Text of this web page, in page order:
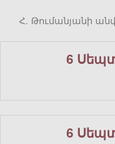
Հ. Թումանյանի
6
6